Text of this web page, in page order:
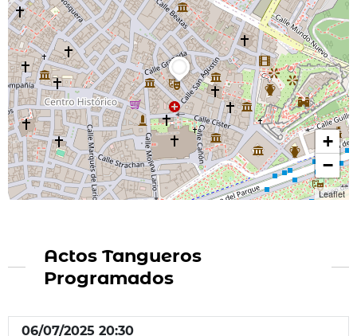
+
−
Leaflet
Actos Tangueros
Programados
06/07/2025 20:30